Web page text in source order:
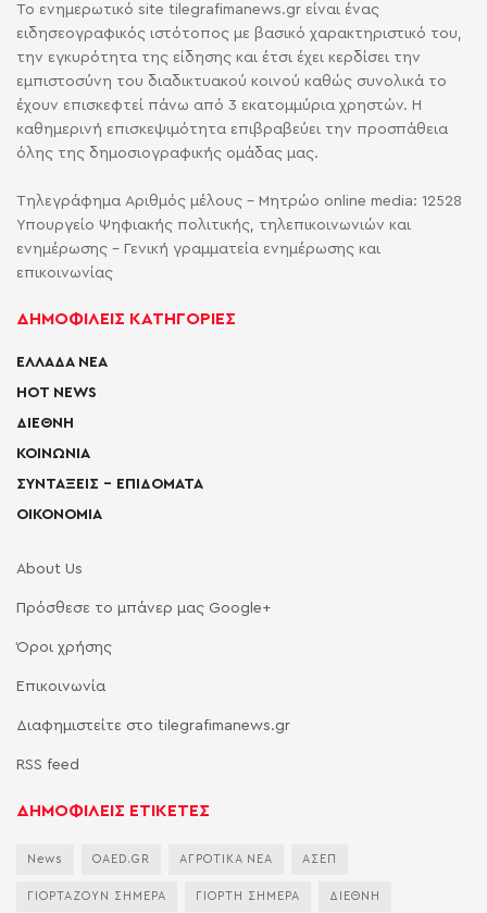
Το ενημερωτικό site tilegrafimanews.gr είναι ένας
ειδησεογραφικός ιστότοπος με βασικό χαρακτηριστικό του,
την εγκυρότητα της είδησης και έτσι έχει κερδίσει την
εμπιστοσύνη του διαδικτυακού κοινού καθώς συνολικά το
έχουν επισκεφτεί πάνω από 3 εκατομμύρια χρηστών. Η
καθημερινή επισκεψιμότητα επιβραβεύει την προσπάθεια
όλης της δημοσιογραφικής ομάδας μας.
Τηλεγράφημα Αριθμός μέλους - Μητρώο online media: 12528
Υπουργείο Ψηφιακής πολιτικής, τηλεπικοινωνιών και
ενημέρωσης - Γενική γραμματεία ενημέρωσης και
επικοινωνίας
ΔΗΜΟΦΙΛΕΙΣ ΚΑΤΗΓΟΡΙΕΣ
ΕΛΛΑΔΑ ΝΕΑ
HOT NEWS
ΔΙΕΘΝΗ
ΚΟΙΝΩΝΙΑ
ΣΥΝΤΑΞΕΙΣ – ΕΠΙΔΟΜΑΤΑ
ΟΙΚΟΝΟΜΙΑ
About Us
Πρόσθεσε το μπάνερ μας Google+
Όροι χρήσης
Επικοινωνία
Διαφημιστείτε στο tilegrafimanews.gr
RSS feed
ΔΗΜΟΦΙΛΕΙΣ ΕΤΙΚΕΤΕΣ
News OAED.GR ΑΓΡΟΤΙΚΑ ΝΕΑ ΑΣΕΠ
ΓΙΟΡΤΑΖΟΥΝ ΣΗΜΕΡΑ ΓΙΟΡΤΗ ΣΗΜΕΡΑ ΔΙΕΘΝΗ